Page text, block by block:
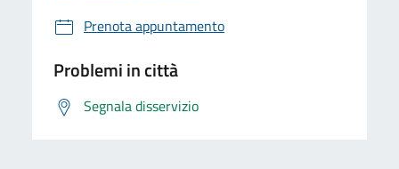
Prenota appuntamento
Problemi in città
Segnala disservizio